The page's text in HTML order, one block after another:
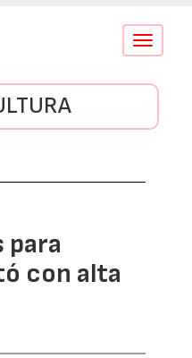
Conmutar
con alta